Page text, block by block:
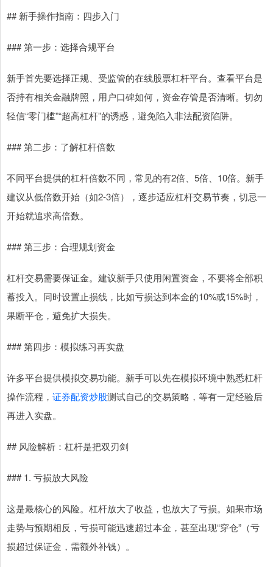
## 新手操作指南：四步入门
### 第一步：选择合规平台
新手首先要选择正规、受监管的在线股票杠杆平台。查看平台是
否持有相关金融牌照，用户口碑如何，资金存管是否清晰。切勿
轻信“零门槛”“超高杠杆”的诱惑，避免陷入非法配资陷阱。
### 第二步：了解杠杆倍数
不同平台提供的杠杆倍数不同，常见的有2倍、5倍、10倍。新手
建议从低倍数开始（如2-3倍），逐步适应杠杆交易节奏，切忌一
开始就追求高倍数。
### 第三步：合理规划资金
杠杆交易需要保证金。建议新手只使用闲置资金，不要将全部积
蓄投入。同时设置止损线，比如亏损达到本金的10%或15%时，
果断平仓，避免扩大损失。
### 第四步：模拟练习再实盘
许多平台提供模拟交易功能。新手可以先在模拟环境中熟悉杠杆
操作流程， 证券配资炒股测试自己的交易策略，等有一定经验后
再进入实盘。
## 风险解析：杠杆是把双刃剑
### 1. 亏损放大风险
这是最核心的风险。杠杆放大了收益，也放大了亏损。如果市场
走势与预期相反，亏损可能迅速超过本金，甚至出现“穿仓”（亏
损超过保证金，需额外补钱）。